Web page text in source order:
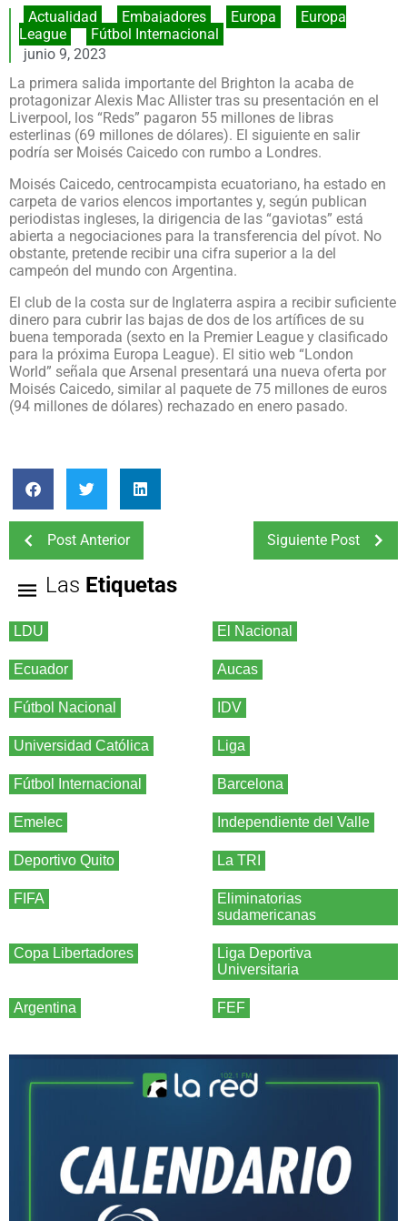
Actualidad Embajadores Europa
Europa
League
Fútbol Internacional
junio 9, 2023
La primera salida importante del Brighton la acaba de
protagonizar Alexis Mac Allister tras su presentación en el
Liverpool, los “Reds” pagaron 55 millones de libras
esterlinas (69 millones de dólares). El siguiente en salir
podría ser Moisés Caicedo con rumbo a Londres.
Moisés Caicedo, centrocampista ecuatoriano, ha estado en
carpeta de varios elencos importantes y, según publican
periodistas ingleses, la dirigencia de las “gaviotas” está
abierta a negociaciones para la transferencia del pívot. No
obstante, pretende recibir una cifra superior a la del
campeón del mundo con Argentina.
El club de la costa sur de Inglaterra aspira a recibir suficiente
dinero para cubrir las bajas de dos de los artífices de su
buena temporada (sexto en la Premier League y clasificado
para la próxima Europa League). El sitio web “London
World” señala que Arsenal presentará una nueva oferta por
Moisés Caicedo, similar al paquete de 75 millones de euros
(94 millones de dólares) rechazado en enero pasado.
Post Anterior Siguiente Post
Las Etiquetas
LDU El Nacional
Ecuador Aucas
Fútbol Nacional IDV
Universidad Católica Liga
Fútbol Internacional Barcelona
Emelec Independiente del Valle
Deportivo Quito La TRI
FIFA
Eliminatorias
sudamericanas
Copa Libertadores
Liga Deportiva
Universitaria
Argentina FEF